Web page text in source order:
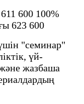
600 100%
623 600
"семинар"
үй-
жазбаша